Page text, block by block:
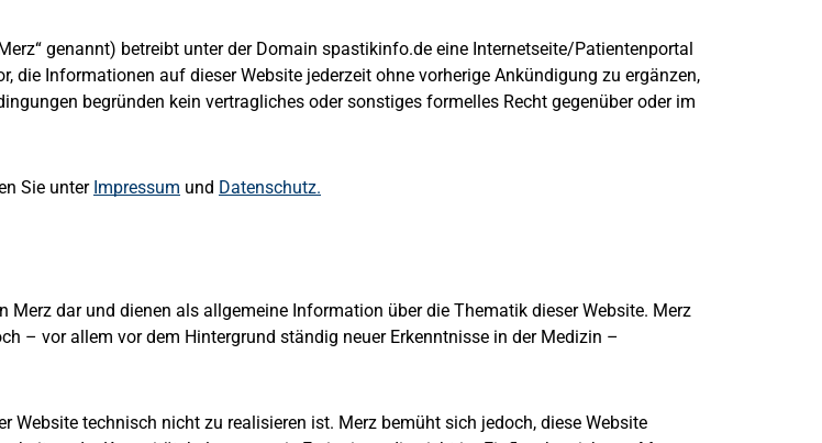
genannt) betreibt unter der Domain spastikinfo.de eine Internetseite/Patientenportal
Informationen auf dieser Website jederzeit ohne vorherige Ankündigung zu ergänzen,
begründen kein vertragliches oder sonstiges formelles Recht gegenüber oder im
Sie unter Impressum und Datenschutz.
Merz dar und dienen als allgemeine Information über die Thematik dieser Website. Merz
– vor allem vor dem Hintergrund ständig neuer Erkenntnisse in der Medizin –
Website technisch nicht zu realisieren ist. Merz bemüht sich jedoch, diese Website